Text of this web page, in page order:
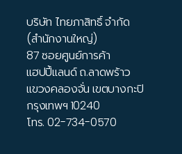
บริษัท ไทยภาสิทธิ์ จำกัด
(สำนักงานใหญ่)
87 ซอยศูนย์การค้า
แฮปปี้แลนด์ ถ.ลาดพร้าว
แขวงคลองจั่น เขตบางกะปิ
กรุงเทพฯ 10240
โทร.02-734-0570